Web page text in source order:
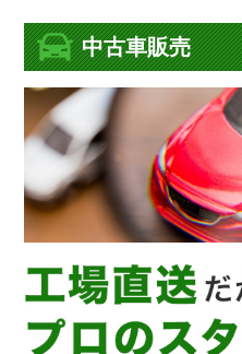
中古車販売